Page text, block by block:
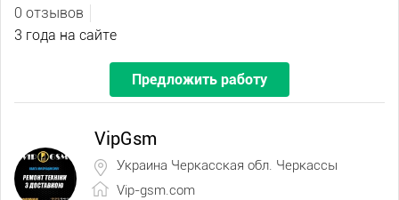
0 отзывов
3 года на сайте
Предложить работу
VipGsm
Украина Черкасская обл. Черкассы
Vip-gsm.com